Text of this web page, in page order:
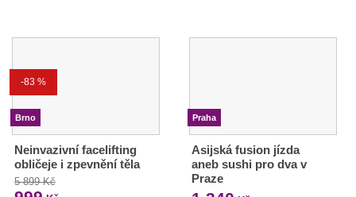
-83 %
Brno
Neinvazivní facelifting
obličeje i zpevnění těla
5 899 Kč
Praha
Asijská fusion jízda
aneb sushi pro dva v
Praze